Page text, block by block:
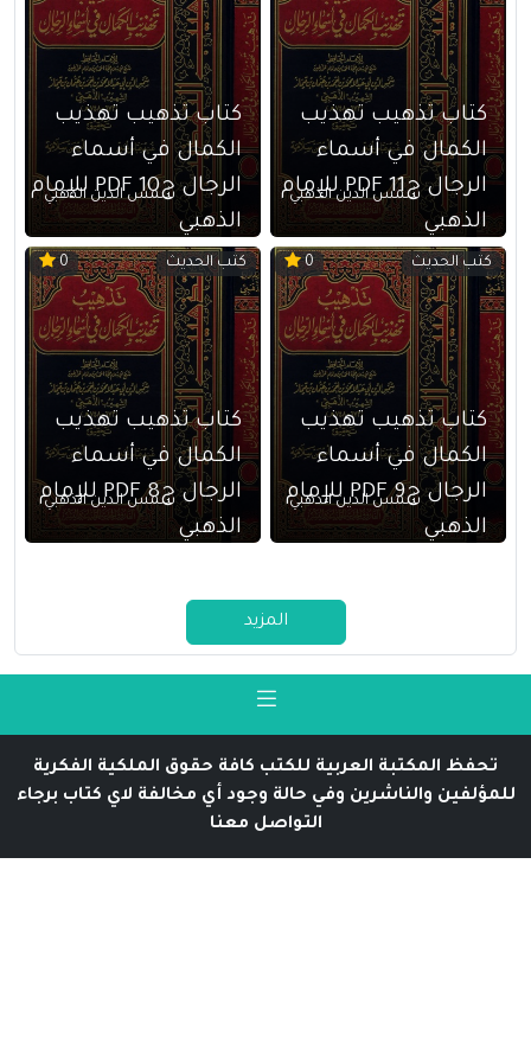
كتاب تذهيب تهذيب
الكمال في أسماء
الرجال ج11 PDF للإمام
الذهبي
شمس الدين الذهبي
كتاب تذهيب تهذيب
الكمال في أسماء
الرجال ج10 PDF للإمام
الذهبي
شمس الدين الذهبي
كتب الحديث 0
كتاب تذهيب تهذيب
الكمال في أسماء
الرجال ج9 PDF للإمام
الذهبي
شمس الدين الذهبي
كتب الحديث 0
كتاب تذهيب تهذيب
الكمال في أسماء
الرجال ج8 PDF للإمام
الذهبي
شمس الدين الذهبي
المزيد
تحفظ المكتبة العربية للكتب كافة حقوق الملكية الفكرية
للمؤلفين والناشرين وفي حالة وجود أي مخالفة لاي كتاب برجاء
التواصل معنا